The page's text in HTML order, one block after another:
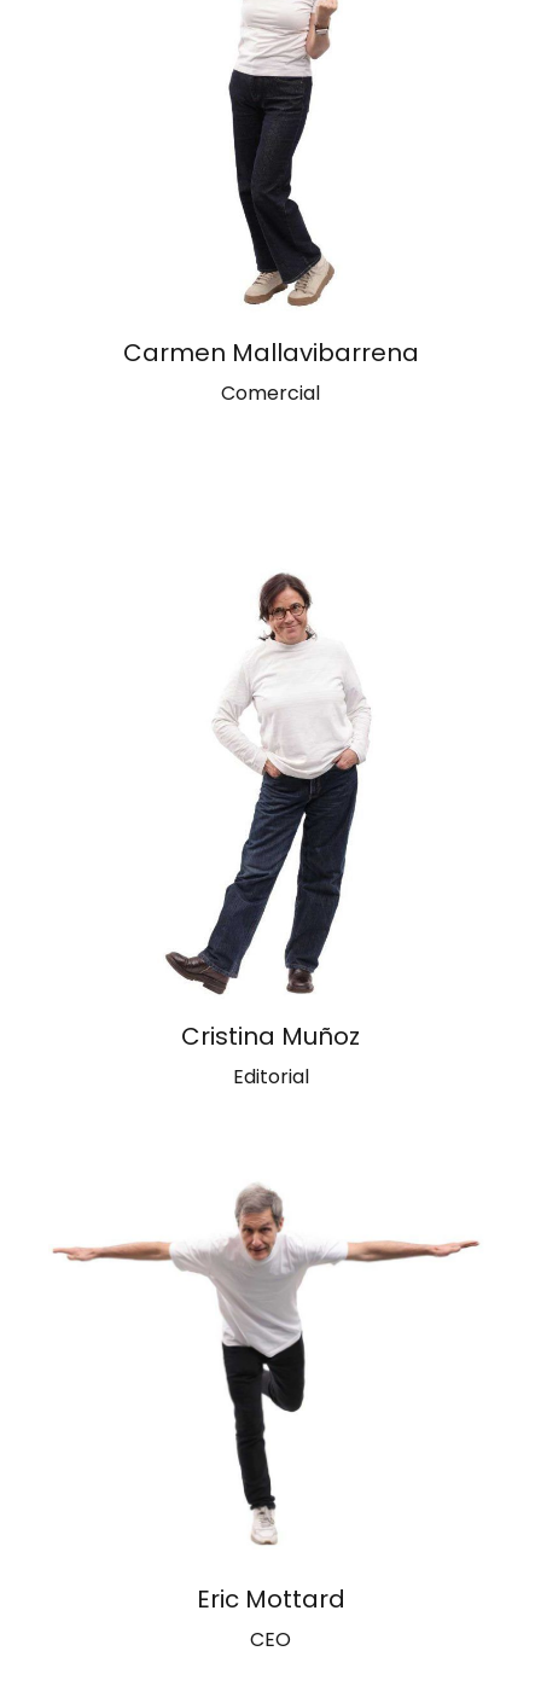
Carmen Mallavibarrena
Comercial
Cristina Muñoz
Editorial
Eric Mottard
CEO